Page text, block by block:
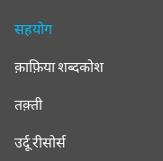
सहयोग
क़ाफ़िया शब्दकोश
तक़्ती
उर्दू रीसोर्स